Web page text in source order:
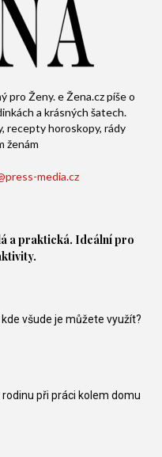
pro Ženy. e Žena.cz píše o
a krásných šatech.
recepty horoskopy, rády
ženám
media.cz
a praktická. Ideální pro
všude je můžete využít?
při práci kolem domu